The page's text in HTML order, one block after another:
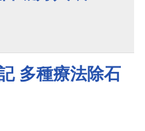
多種療法除石